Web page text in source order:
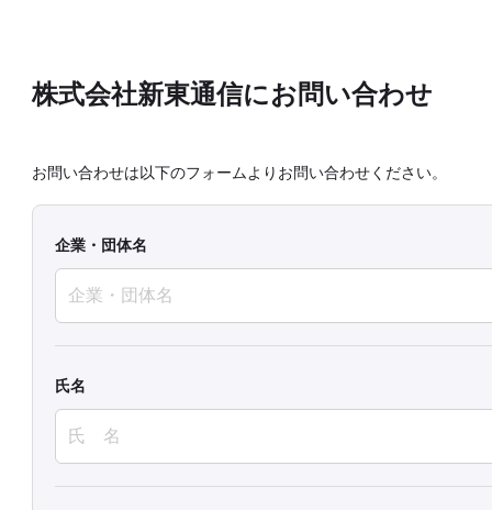
株式会社新東通信にお問い合わせ
お問い合わせは以下のフォームよりお問い合わせください。
企業・団体名
氏名